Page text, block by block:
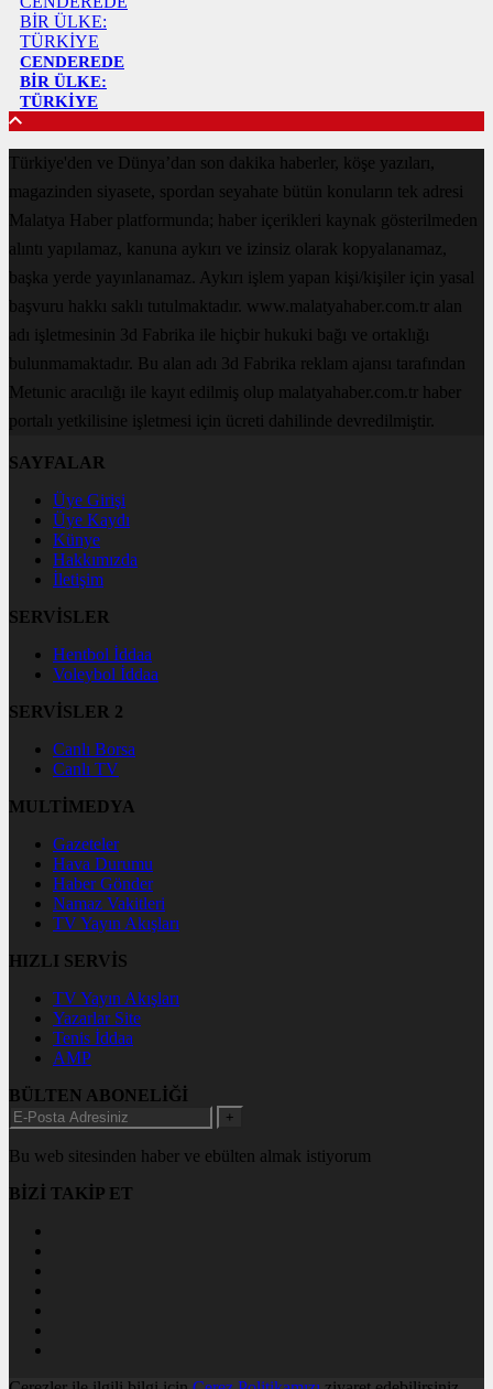
CENDEREDE
BİR ÜLKE:
TÜRKİYE
Türkiye'den ve Dünya’dan son dakika haberler, köşe yazıları,
magazinden siyasete, spordan seyahate bütün konuların tek adresi
Malatya Haber platformunda; haber içerikleri kaynak gösterilmeden
alıntı yapılamaz, kanuna aykırı ve izinsiz olarak kopyalanamaz,
başka yerde yayınlanamaz. Aykırı işlem yapan kişi/kişiler için yasal
başvuru hakkı saklı tutulmaktadır. www.malatyahaber.com.tr alan
adı işletmesinin 3d Fabrika ile hiçbir hukuki bağı ve ortaklığı
bulunmamaktadır. Bu alan adı 3d Fabrika reklam ajansı tarafından
Metunic aracılığı ile kayıt edilmiş olup malatyahaber.com.tr haber
portalı yetkilisine işletmesi için ücreti dahilinde devredilmiştir.
SAYFALAR
Üye Girişi
Üye Kaydı
Künye
Hakkımızda
İletişim
SERVİSLER
Hentbol İddaa
Voleybol İddaa
SERVİSLER 2
Canlı Borsa
Canlı TV
MULTİMEDYA
Gazeteler
Hava Durumu
Haber Gönder
Namaz Vakitleri
TV Yayın Akışları
HIZLI SERVİS
TV Yayın Akışları
Yazarlar Site
Tenis İddaa
AMP
BÜLTEN ABONELİĞİ
+
Bu web sitesinden haber ve ebülten almak istiyorum
BİZİ TAKİP ET